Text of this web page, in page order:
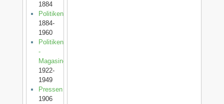
1884
Politiken
1884-
1960
Politiken
-
Magasinet
1922-
1949
Pressen
1906